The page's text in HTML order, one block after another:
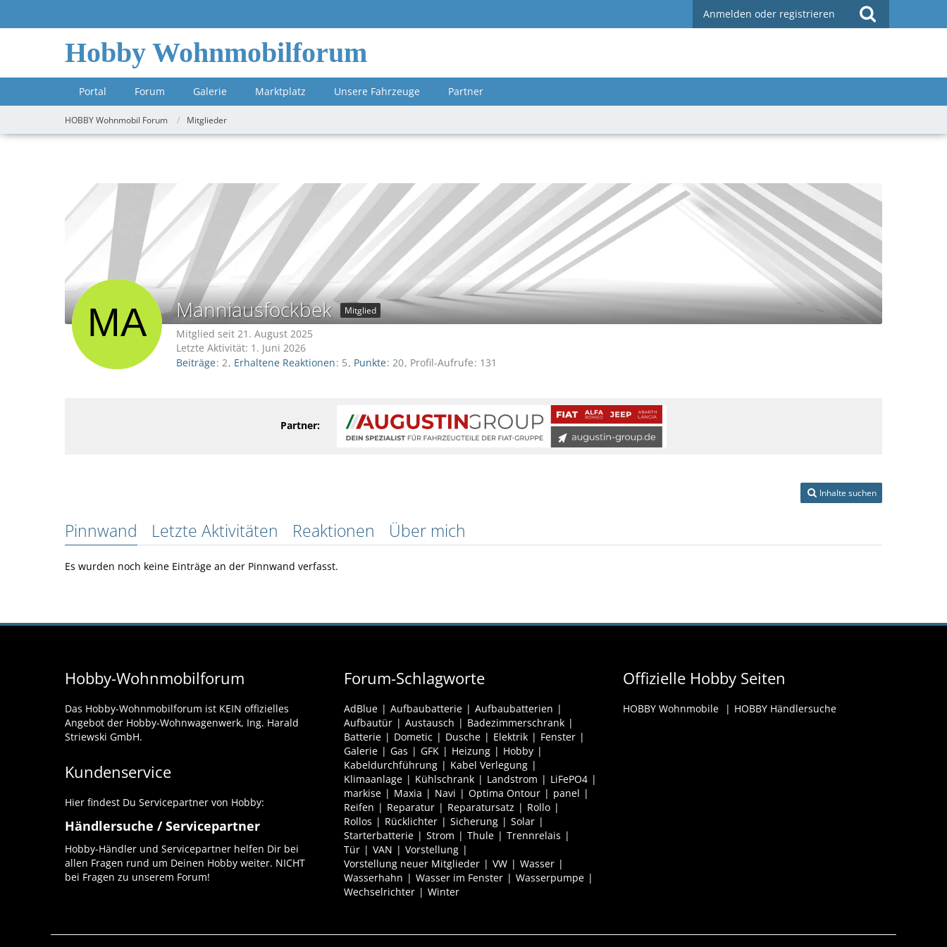
Anmelden oder registrieren
Hobby Wohnmobilforum
Portal Forum Galerie Marktplatz Unsere Fahrzeuge Partner
HOBBY Wohnmobil Forum Mitglieder
Manniausfockbek Mitglied
Mitglied seit 21. August 2025
Letzte Aktivität: 1. Juni 2026
Beiträge 2 Erhaltene Reaktionen 5 Punkte 20 Profil-Aufrufe 131
Partner:
Inhalte suchen
Pinnwand Letzte Aktivitäten Reaktionen Über mich
Es wurden noch keine Einträge an der Pinnwand verfasst.
Hobby-Wohnmobilforum
Das Hobby-Wohnmobilforum ist KEIN offizielles
Angebot der Hobby-Wohnwagenwerk, Ing. Harald
Striewski GmbH.
Kundenservice
Hier findest Du Servicepartner von Hobby:
Händlersuche / Servicepartner
Hobby-Händler und Servicepartner helfen Dir bei
allen Fragen rund um Deinen Hobby weiter. NICHT
bei Fragen zu unserem Forum!
Forum-Schlagworte
AdBlue Aufbaubatterie
Aufbaubatterien
Aufbautür
Austausch
Badezimmerschrank
Batterie
Dometic Dusche Elektrik
Fenster
Galerie
Gas GFK Heizung
Hobby
Kabeldurchführung
Kabel Verlegung
Klimaanlage
Kühlschrank Landstrom
LiFePO4
markise
Maxia Navi Optima Ontour
panel
Reifen
Reparatur Reparatursatz
Rollo
Rollos
Rücklichter Sicherung
Solar
Starterbatterie
Strom Thule
Trennrelais
Tür
VAN
Vorstellung
Vorstellung neuer Mitglieder
VW
Wasser
Wasserhahn
Wasser im Fenster
Wasserpumpe
Wechselrichter
Winter
Offizielle Hobby Seiten
HOBBY Wohnmobile HOBBY Händlersuche